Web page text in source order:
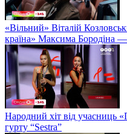
«Вільний» Віталій
країна» Максима Бородіна
Народний хіт від учасниць
гурту “Sestra”